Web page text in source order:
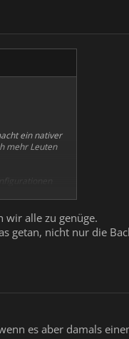
ein nativer
mehr Leuten
Red ein, die
im Stil der
wir alle zu genüge.
getan, nicht nur die
es aber damals